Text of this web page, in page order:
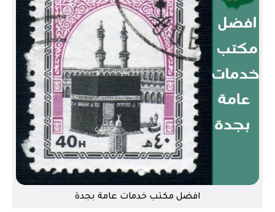
افضل مكتب خدمات عامة بجدة